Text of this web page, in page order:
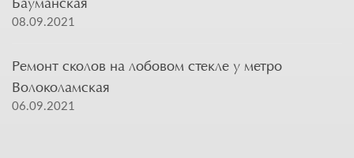
08.09.2021
Ремонт сколов на лобовом стекле у метро
Волоколамская
06.09.2021